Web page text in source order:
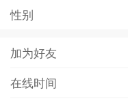
性别
加为好友
在线时间